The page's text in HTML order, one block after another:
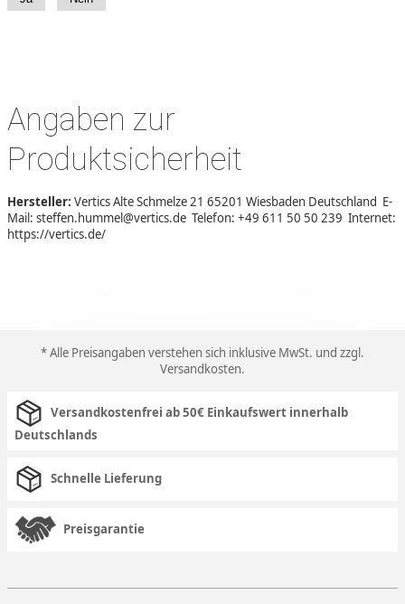
Angaben zur
Produktsicherheit
Hersteller: Vertics Alte Schmelze 21 65201 Wiesbaden Deutschland E-
Mail: steffen.hummel@vertics.de Telefon: +49 611 50 50 239 Internet:
https://vertics.de/
* Alle Preisangaben verstehen sich inklusive MwSt. und zzgl.
Versandkosten.
Versandkostenfrei ab 50€ Einkaufswert innerhalb
Deutschlands
Schnelle Lieferung
Preisgarantie